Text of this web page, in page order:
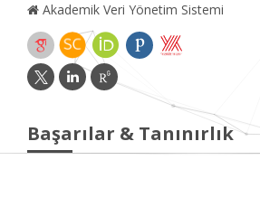
Akademik Veri Yönetim Sistemi
Başarılar & Tanınırlık